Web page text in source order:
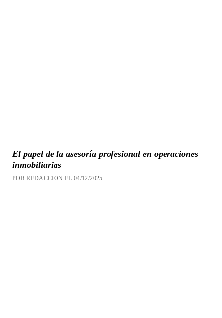
El papel de la asesoría profesional en operaciones
inmobiliarias
POR REDACCION EL 04/12/2025